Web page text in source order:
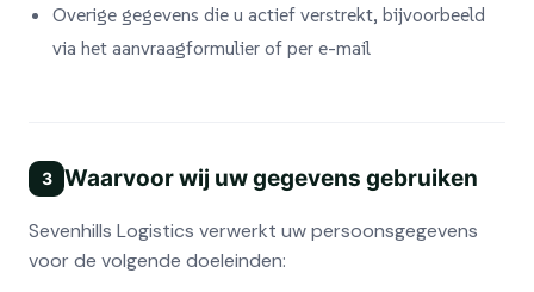
Overige gegevens die u actief verstrekt, bijvoorbeeld
via het aanvraagformulier of per e-mail
3 Waarvoor wij uw gegevens gebruiken
Sevenhills Logistics verwerkt uw persoonsgegevens
voor de volgende doeleinden: